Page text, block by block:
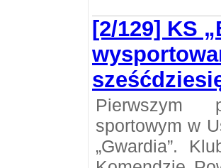
[2/129] KS
Pierwszym
sportowym w
„Gwardia”.